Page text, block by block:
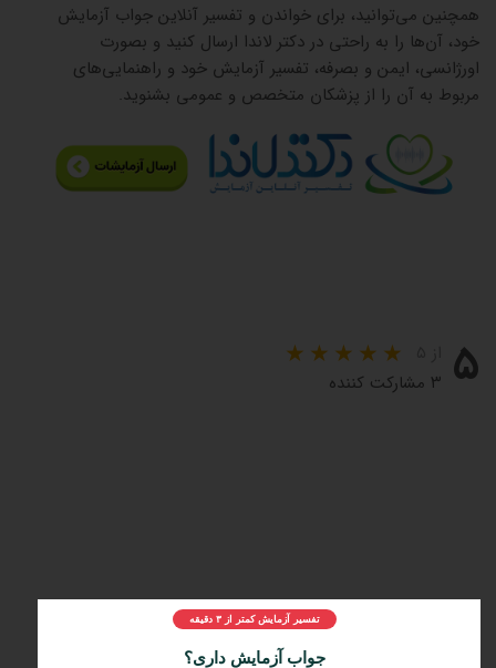
همچنین می‌توانید، برای خواندن و تفسیر آنلاین جواب آزمایش
خود، آن‌ها را به راحتی در دکتر لاندا ارسال کنید و بصورت
اورژانسی، ایمن و بصرفه، تفسیر آزمایش خود و راهنمایی‌های
مربوط به آن را از پزشکان متخصص و عمومی بشنوید.
۵ ۳ مشارکت کننده
مراحل و چرایی دریافت تفسیر دکتر لاندا
ثبت درخواست
تفسیر آزمایش کمتر از ۳ دقیقه
جواب آزمایش داری؟